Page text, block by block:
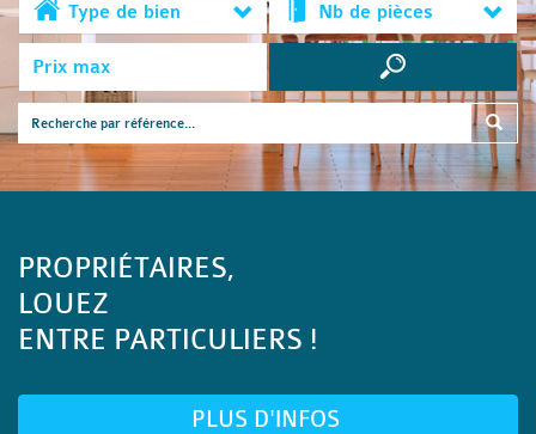
Type de bien Nb de pièces
PROPRIÉTAIRES,
LOUEZ
ENTRE PARTICULIERS !
PLUS D'INFOS